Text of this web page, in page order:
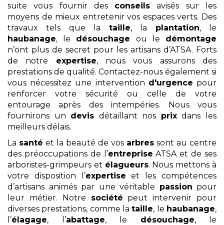
suite vous fournir des conseils avisés sur les
moyens de mieux entretenir vos espaces verts. Des
travaux tels que la taille, la plantation, le
haubanage, le désouchage ou le démontage
n’ont plus de secret pour les artisans d’ATSA. Forts
de notre expertise, nous vous assurons des
prestations de qualité. Contactez-nous également si
vous nécessitez une intervention d'urgence pour
renforcer votre sécurité ou celle de votre
entourage après des intempéries. Nous vous
fournirons un devis détaillant nos prixdans les
meilleurs délais.
La santé et la beauté de vos arbres sont au centre
des préoccupations de l’entreprise ATSA et de ses
arboristes-grimpeurs et élagueurs. Nous mettons à
votre disposition l’expertise et les compétences
d’artisans animés par une véritable passion pour
leur métier. Notre société peut intervenir pour
diverses prestations, comme lataille, le haubanage,
l’élagage, l’abattage, le désouchage, le